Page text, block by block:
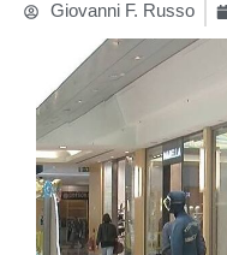
Giovanni F. Russo